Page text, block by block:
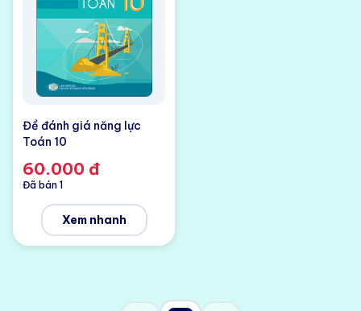
Đề đánh giá năng lực
Toán 10
60.000 đ
Đã bán 1
Xem nhanh